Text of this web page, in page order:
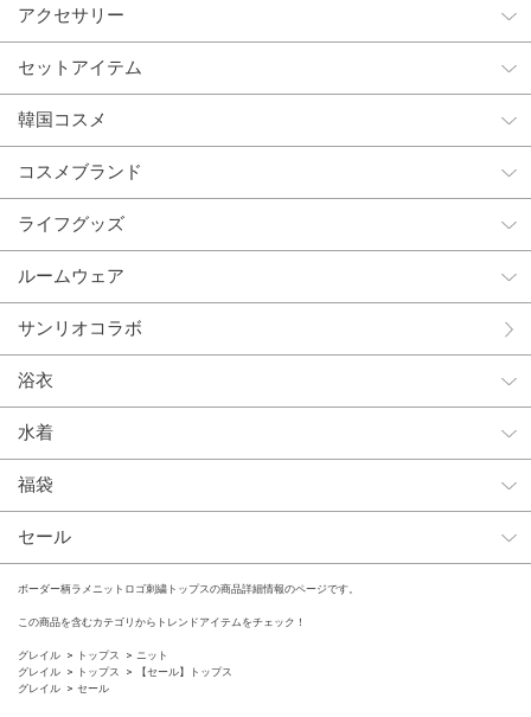
アクセサリー
セットアイテム
韓国コスメ
コスメブランド
ライフグッズ
ルームウェア
サンリオコラボ
浴衣
水着
福袋
セール
ボーダー柄ラメニットロゴ刺繍トップスの商品詳細情報のページです。
この商品を含むカテゴリからトレンドアイテムをチェック！
グレイル トップス
ニット
グレイル
トップス
【セール】トップス
グレイル
セール